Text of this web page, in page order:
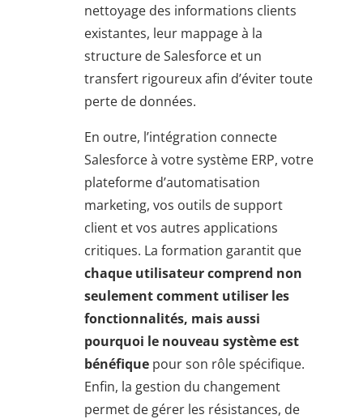
nettoyage des informations clients
existantes, leur mappage à la
structure de Salesforce et un
transfert rigoureux afin d’éviter toute
perte de données.
En outre, l’intégration connecte
Salesforce à votre système ERP, votre
plateforme d’automatisation
marketing, vos outils de support
client et vos autres applications
critiques. La formation garantit que
chaque utilisateur comprend non
seulement comment utiliser les
fonctionnalités, mais aussi
pourquoi le nouveau système est
bénéfique pour son rôle spécifique.
Enfin, la gestion du changement
permet de gérer les résistances, de